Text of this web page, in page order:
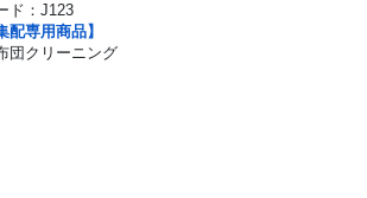
ド： J123
配専用商品】
団クリーニング